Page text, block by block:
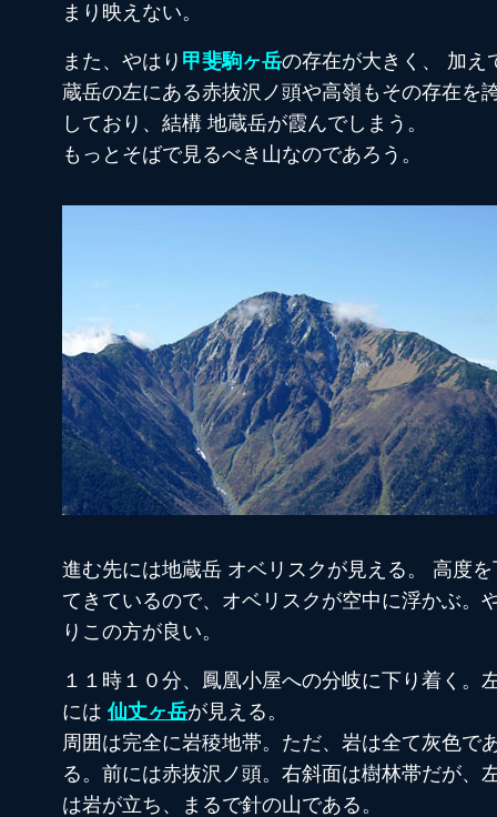
まり映えない。
また、やはり 甲斐駒ヶ岳の存在が大きく、 加え
蔵岳の左にある赤抜沢ノ頭や高嶺もその存在を
しており、結構 地蔵岳が霞んでしまう。
もっとそばで見るべき山なのであろう。
進む先には地蔵岳 オベリスクが見える。 高度を
てきているので、オベリスクが空中に浮かぶ。
りこの方が良い。
１１時１０分、鳳凰小屋への分岐に下り着く。
には 仙丈ヶ岳が見える。
周囲は完全に岩稜地帯。ただ、岩は全て灰色で
る。前には赤抜沢ノ頭。右斜面は樹林帯だが、
は岩が立ち、まるで針の山である。